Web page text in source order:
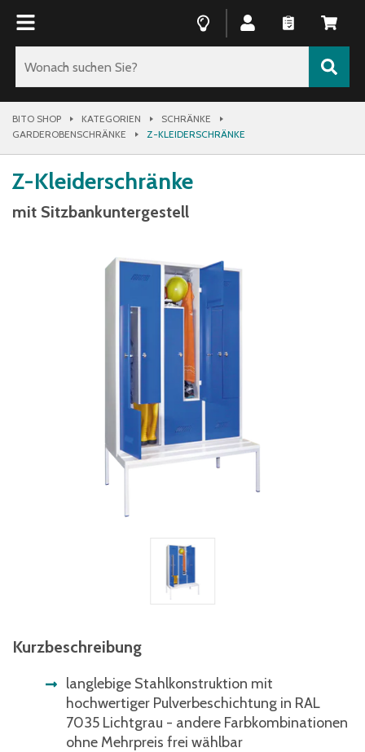
BITO SHOP KATEGORIEN
SCHRÄNKE
GARDEROBENSCHRÄNKE
Z-KLEIDERSCHRÄNKE
Z-Kleiderschränke
mit Sitzbankuntergestell
Kurzbeschreibung
langlebige Stahlkonstruktion mit
hochwertiger Pulverbeschichtung in RAL
7035 Lichtgrau - andere Farbkombinationen
ohne Mehrpreis frei wählbar